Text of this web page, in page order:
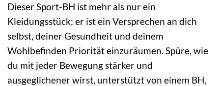
Dieser Sport-BH ist mehr als nur ein
Kleidungsstück; er ist ein Versprechen an dich
selbst, deiner Gesundheit und deinem
Wohlbefinden Priorität einzuräumen. Spüre, wie
du mit jeder Bewegung stärker und
ausgeglichener wirst, unterstützt von einem BH,